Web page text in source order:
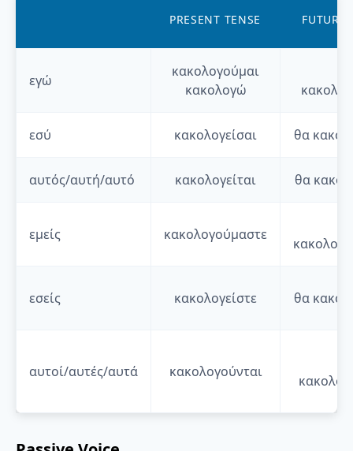
PRESENT TENSE FUTURE
εγώ
κακολογούμαι
κακολογώ
εσύ κακολογείσαι θα
αυτός/αυτή/αυτό κακολογείται θα
εμείς κακολογούμαστε
εσείς κακολογείστε θα
αυτοί/αυτές/αυτά κακολογούνται